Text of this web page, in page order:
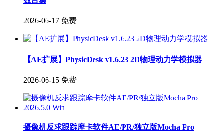
2026-06-17 免费
【AE扩展】PhysicDesk v1.6.23 2D物理动力学模拟器
2026-06-15 免费
摄像机反求跟踪摩卡软件AE/PR/独立版Mocha Pro